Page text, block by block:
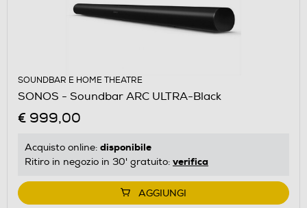
SOUNDBAR E HOME THEATRE
SONOS - Soundbar ARC ULTRA-Black
€ 999,00
Acquisto online: disponibile
Ritiro in negozio in 30' gratuito: verifica
AGGIUNGI